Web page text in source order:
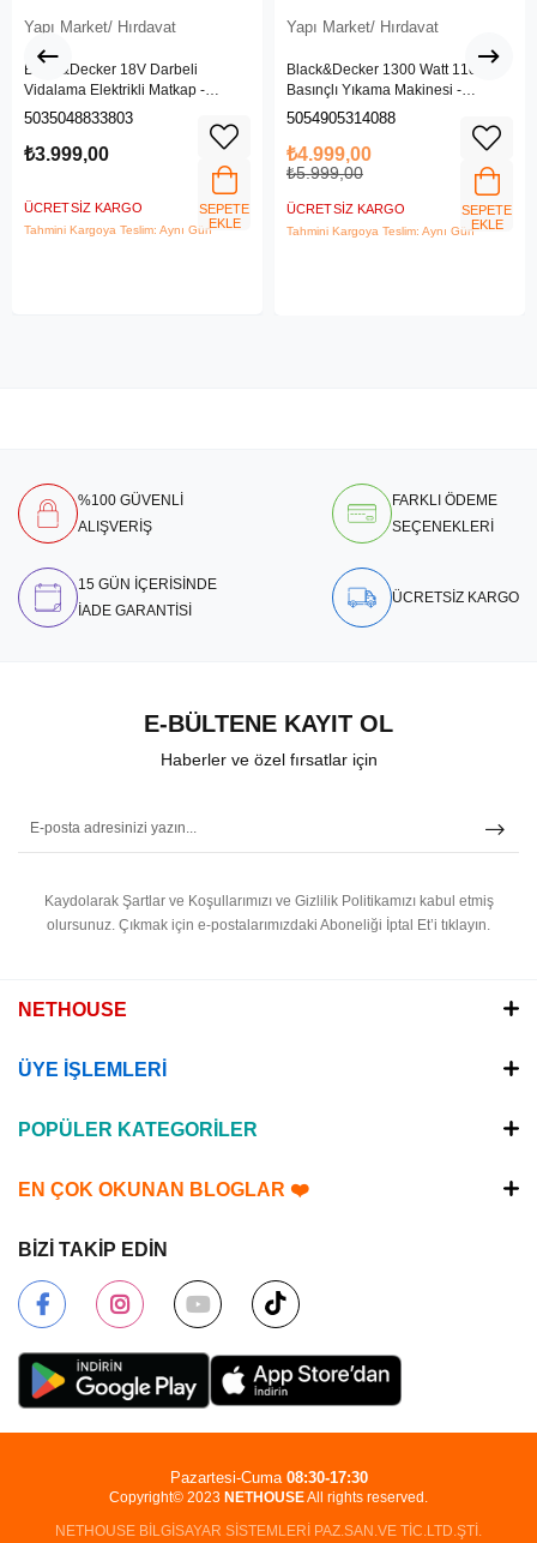
Yapı Market/ Hırdavat
Black&Decker 18V Darbeli
Vidalama Elektrikli Matkap -
BDCHD18SC1K-QW
5035048833803
₺3.999,00
ÜCRETSIZ KARGO
Tahmini Kargoya Teslim: Aynı Gün
SEPETE
EKLE
Yapı Market/ Hırdavat
Black&Decker 1300 Watt 110 Bar
Basınçlı Yıkama Makinesi -
(BEPW1300L-QS)
5054905314088
₺4.999,00
₺5.999,00
ÜCRETSIZ KARGO
Tahmini Kargoya Teslim: Aynı Gün
SEPETE
EKLE
%100 GÜVENLİ
ALIŞVERİŞ
FARKLI ÖDEME
SEÇENEKLERİ
15 GÜN İÇERİSİNDE
İADE GARANTİSİ
ÜCRETSİZ KARGO
E-BÜLTENE KAYIT OL
Haberler ve özel fırsatlar için
Kaydolarak Şartlar ve Koşullarımızı ve Gizlilik Politikamızı kabul etmiş
olursunuz. Çıkmak için e-postalarımızdaki Aboneliği İptal Et’i tıklayın.
NETHOUSE
ÜYE İŞLEMLERİ
POPÜLER KATEGORİLER
EN ÇOK OKUNAN BLOGLAR ❤️
BİZİ TAKİP EDİN
Copyright© 2023 NETHOUSEAll rights reserved.
NETHOUSE BİLGİSAYAR SİSTEMLERİ PAZ.SAN.VE TİC.LTD.ŞTİ.
Pazartesi-Cuma 08:30-17:30